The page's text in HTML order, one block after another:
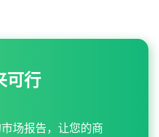
可行
场报告，让您的商